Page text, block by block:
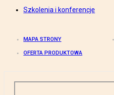
Szkolenia i konferencje
MAPA STRONY
OFERTA PRODUKTOWA